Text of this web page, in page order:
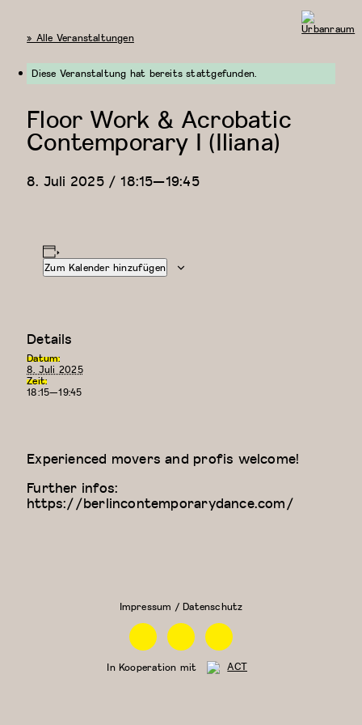
« Alle Veranstaltungen
Diese Veranstaltung hat bereits stattgefunden.
Floor Work & Acrobatic
Contemporary I (Iliana)
8. Juli 2025 / 18:15—19:45
Experienced movers and profis welcome!
Further infos:
https://berlincontemporarydance.com/
Zum Kalender hinzufügen
Details
Datum:
8. Juli 2025
Zeit:
18:15—19:45
Impressum / Datenschutz
FacebookInstagramLinkedin
In Kooperation mit